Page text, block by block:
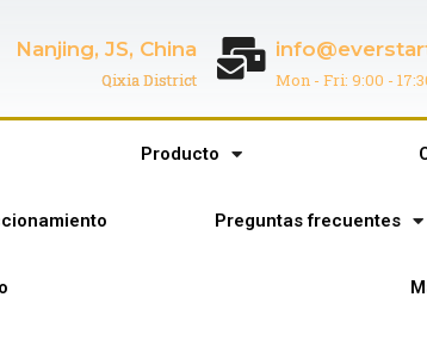
Nanjing, JS, China
Qixia District Mon - Fri: 9:00 -
Producto
Preguntas frecuentes